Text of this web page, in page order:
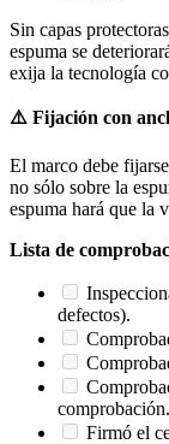
Sin capas
espuma se
exija la tecnología
⚠️ Fijación con
El marco debe
no sólo sobre la
espuma hará que la
Lista de
defectos).
comprobación.
Firmó el